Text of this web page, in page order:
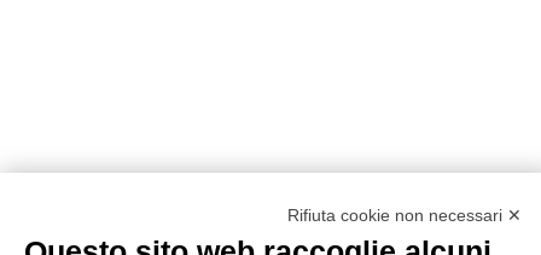
Rifiuta cookie non necessari ✕